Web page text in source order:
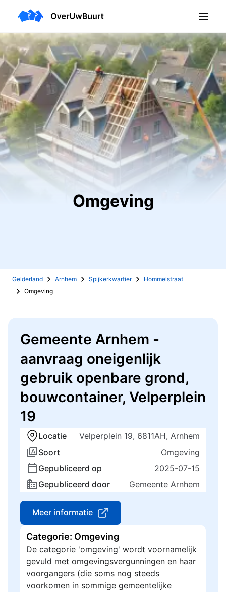
Omgeving
Gelderland Arnhem Spijkerkwartier
Hommelstraat
Omgeving
Gemeente Arnhem -
aanvraag oneigenlijk
gebruik openbare grond,
bouwcontainer, Velperplein
19
Locatie
Velperplein 19, 6811AH, Arnhem
Soort
Omgeving
Gepubliceerd op
2025-07-15
Gepubliceerd door
Gemeente Arnhem
Meer informatie
Categorie: Omgeving
De categorie 'omgeving' wordt voornamelijk
gevuld met omgevingsvergunningen en haar
voorgangers (die soms nog steeds
voorkomen in sommige gemeentelijke